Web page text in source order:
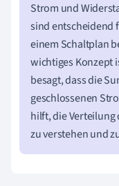
Strom und
sind entscheidend
einem Schaltplan
wichtiges Konzept
besagt, dass die
geschlossenen
hilft, die Verteilung
zu verstehen und